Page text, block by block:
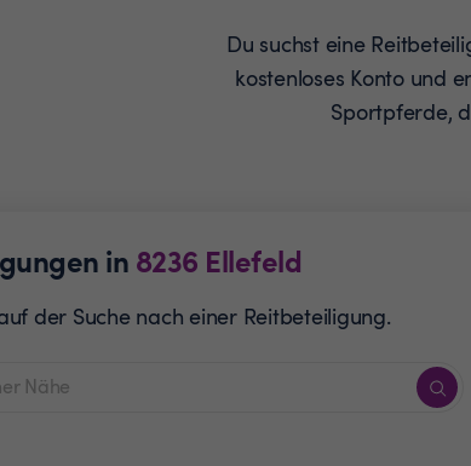
Du suchst eine
kostenloses Konto und
Sportpferde,
in 8236 Ellefeld
der Suche nach einer Reitbeteiligung.